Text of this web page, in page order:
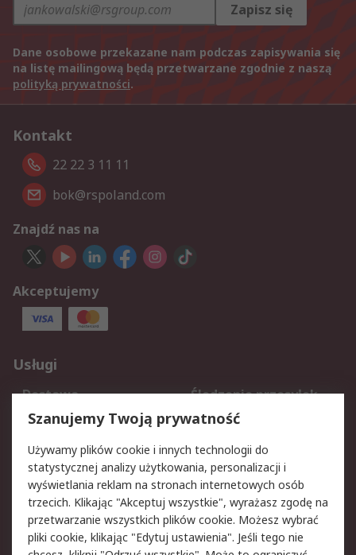
Zapisz się
Dane osobowe przekazane nam podczas zapisywania się
na listę mailingową będą przetwarzane zgodnie z naszą
polityką prywatności.
Kontakt
22 22 3 11 11
bok@rspoland.com
Znajdź nas na
Akceptujemy
Usługi
Dostawa
Śledzenie przesyłek
Reklamacje i zwroty
Rejestracja
Aspekty prawne
Bezpieczeństwo e-
maila
Polityka dotycząca
plików cookie
Polityka prywatności
Użytkowanie witryny
Szanujemy Twoją prywatność
Używamy plików cookie i innych technologii do
statystycznej analizy użytkowania, personalizacji i
wyświetlania reklam na stronach internetowych osób
trzecich. Klikając "Akceptuj wszystkie", wyrażasz zgodę na
przetwarzanie wszystkich plików cookie. Możesz wybrać
pliki cookie, klikając "Edytuj ustawienia". Jeśli tego nie